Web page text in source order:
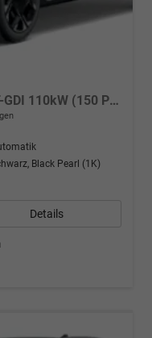
Edition MJ 2027 (Edition) 1.6 T-GDI 110kW (150 PS) 7-Gang DCT Automatikgetriebe
Black Pearl (1K)
Details